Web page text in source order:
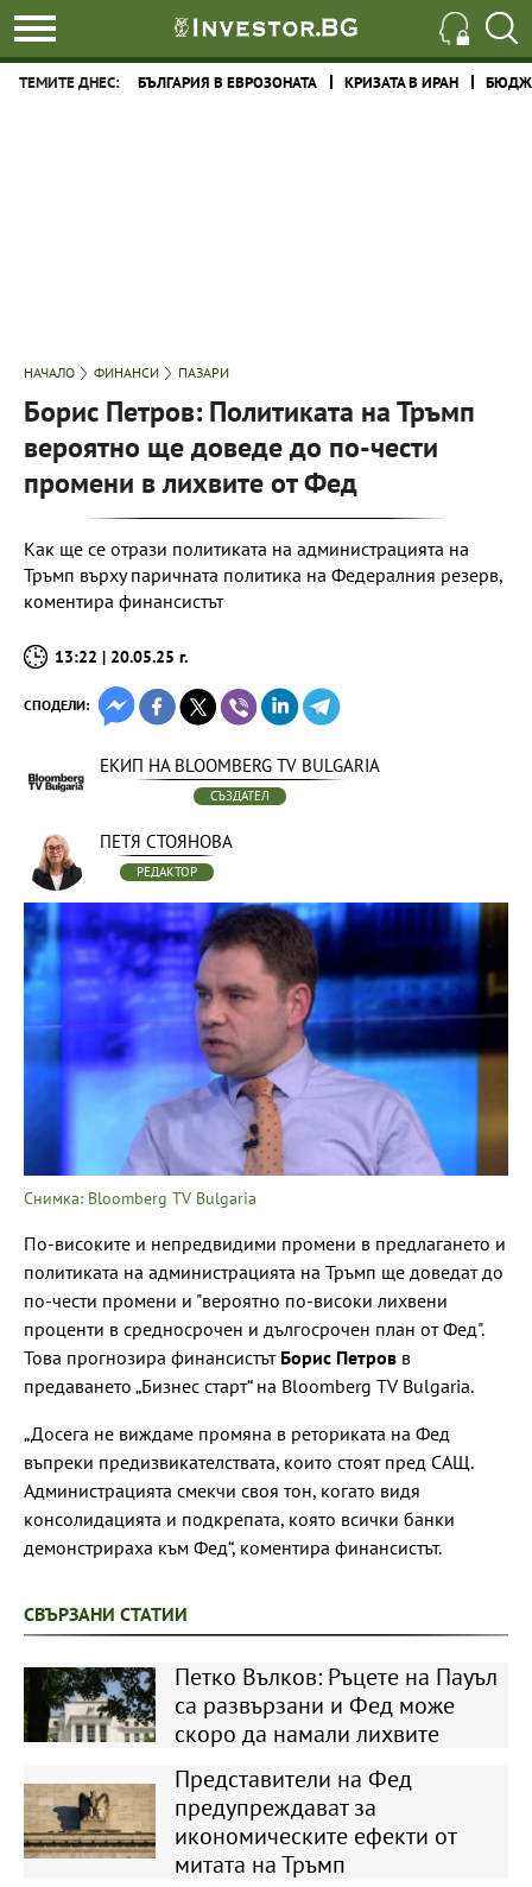
ТЕМИТЕ ДНЕС: БЪЛГАРИЯ В ЕВРОЗОНАТА КРИЗАТА В ИРАН
НАЧАЛО ФИНАНСИ ПАЗАРИ
Борис Петров: Политиката на Тръмп
вероятно ще доведе до по-чести
промени в лихвите от Фед
Как ще се отрази политиката на администрацията на
Тръмп върху паричната политика на Федералния резерв,
коментира финансистът
13:22 | 20.05.25 г.
СПОДЕЛИ:
ЕКИП НА BLOOMBERG TV BULGARIA
СЪЗДАТЕЛ
ПЕТЯ СТОЯНОВА
РЕДАКТОР
Снимка: Bloomberg TV Bulgaria
По-високите и непредвидими промени в предлагането и
политиката на администрацията на Тръмп ще доведат до
по-чести промени и "вероятно по-високи лихвени
проценти в средносрочен и дългосрочен план от Фед".
Това прогнозира финансистът Борис Петров в
предаването „Бизнес старт“ на Bloomberg TV Bulgaria.
„Досега не виждаме промяна в реториката на Фед
въпреки предизвикателствата, които стоят пред САЩ.
Администрацията смекчи своя тон, когато видя
консолидацията и подкрепата, която всички банки
демонстрираха към Фед“, коментира финансистът.
СВЪРЗАНИ СТАТИИ
Петко Вълков: Ръцете на Пауъл
са развързани и Фед може
скоро да намали лихвите
Представители на Фед
предупреждават за
икономическите ефекти от
митата на Тръмп